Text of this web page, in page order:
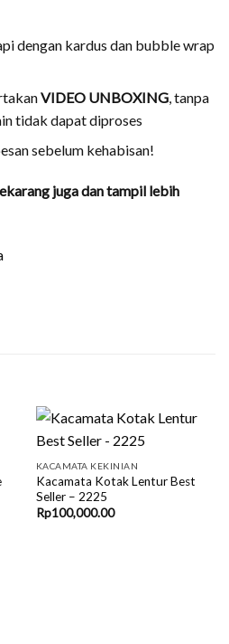
dengan kardus dan bubble wrap
VIDEO UNBOXING, tanpa
tidak dapat diproses
sebelum kehabisan!
juga dan tampil lebih
KACAMATA KEKINIAN
Kacamata Kotak Lentur Best
Seller – 2225
Rp100,000.00